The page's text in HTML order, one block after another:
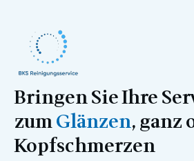
Bringen Sie Ihre
zumGlänzen, ganz
Kopfschmerzen